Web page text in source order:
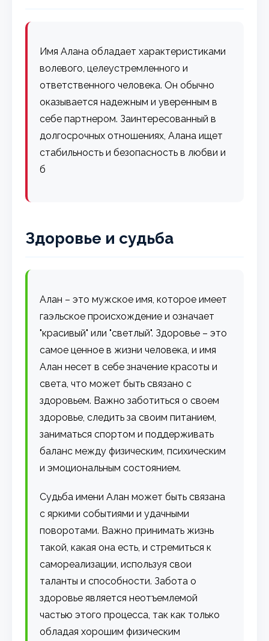
Имя Алана обладает характеристиками
волевого, целеустремленного и
ответственного человека. Он обычно
оказывается надежным и уверенным в
себе партнером. Заинтересованный в
долгосрочных отношениях, Алана ищет
стабильность и безопасность в любви и
б
Здоровье и судьба
Алан – это мужское имя, которое имеет
гаэльское происхождение и означает
"красивый" или "светлый". Здоровье – это
самое ценное в жизни человека, и имя
Алан несет в себе значение красоты и
света, что может быть связано с
здоровьем. Важно заботиться о своем
здоровье, следить за своим питанием,
заниматься спортом и поддерживать
баланс между физическим, психическим
и эмоциональным состоянием.
Судьба имени Алан может быть связана
с яркими событиями и удачными
поворотами. Важно принимать жизнь
такой, какая она есть, и стремиться к
самореализации, используя свои
таланты и способности. Забота о
здоровье является неотъемлемой
частью этого процесса, так как только
обладая хорошим физическим